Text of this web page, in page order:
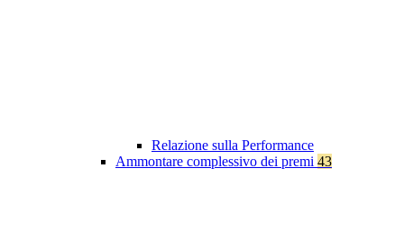
Relazione sulla Performance
Ammontare complessivo dei premi 43